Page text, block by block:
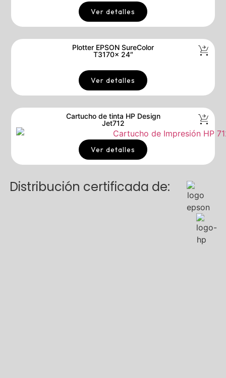
Ver detalles
Plotter EPSON SureColor
T3170x 24″
Ver detalles
Cartucho de tinta HP Design
Jet712
Ver detalles
Distribución certificada de: